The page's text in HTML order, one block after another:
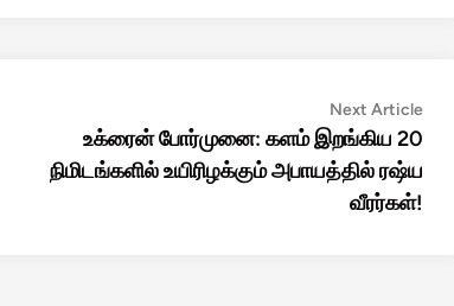
Next ArticleNext
உக்ரைன் போர்முனை: களம் இறங்கிய 20
நிமிடங்களில் உயிரிழக்கும் அபாயத்தில் ரஷ்ய
வீரர்கள்!